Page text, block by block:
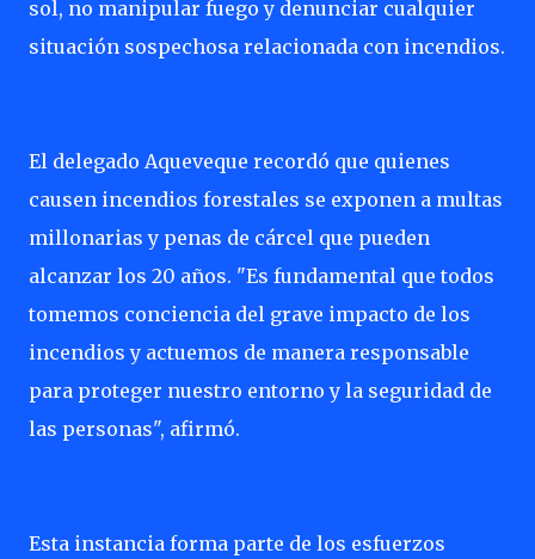
sol, no manipular fuego y denunciar cualquier
situación sospechosa relacionada con incendios.
El delegado Aqueveque recordó que quienes
causen incendios forestales se exponen a multas
millonarias y penas de cárcel que pueden
alcanzar los 20 años. "Es fundamental que todos
tomemos conciencia del grave impacto de los
incendios y actuemos de manera responsable
para proteger nuestro entorno y la seguridad de
las personas", afirmó.
Esta instancia forma parte de los esfuerzos